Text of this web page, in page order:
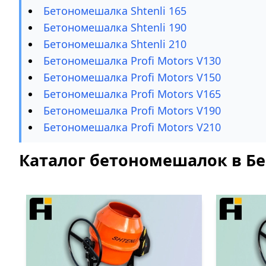
Бетономешалка Shtenli 165
Бетономешалка Shtenli 190
Бетономешалка Shtenli 210
Бетономешалка Profi Motors V130
Бетономешалка Profi Motors V150
Бетономешалка Profi Motors V165
Бетономешалка Profi Motors V190
Бетономешалка Profi Motors V210
Каталог бетономешалок в